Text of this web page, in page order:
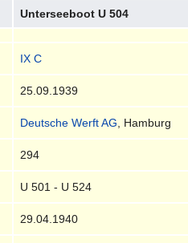
Unterseeboot U 504
IX C
25.09.1939
Deutsche Werft AG , Hamburg
294
U 501 - U 524
29.04.1940